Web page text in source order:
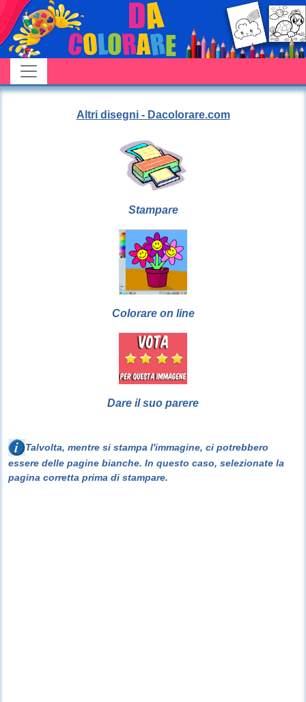
Altri disegni - Dacolorare.com
Stampare
Colorare on line
Dare il suo parere
Talvolta, mentre si stampa l'immagine, ci potrebbero
essere delle pagine bianche. In questo caso, selezionate la
pagina corretta prima di stampare.